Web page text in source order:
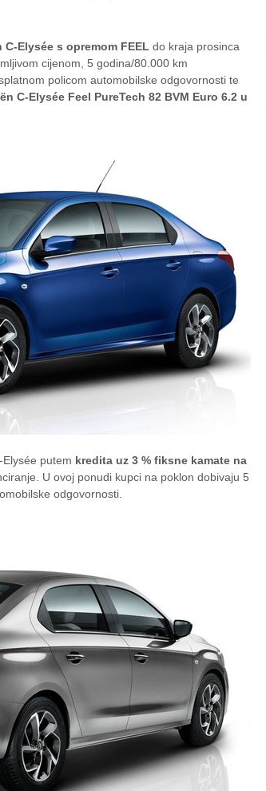
C-Elysée s opremom FEEL do kraja prosinca
cijenom, 5 godina/80.000 km
policom automobilske odgovornosti te
C-Elysée Feel PureTech 82 BVM Euro 6.2 u
putem kredita uz 3 % fiksne kamate na
U ovoj ponudi kupci na poklon dobivaju 5
odgovornosti.